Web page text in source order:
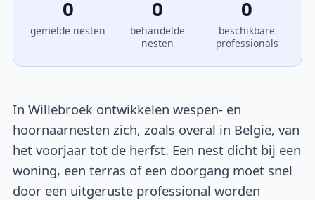
0
gemelde nesten
0
behandelde
nesten
0
beschikbare
professionals
In Willebroek ontwikkelen wespen- en
hoornaarnesten zich, zoals overal in België, van
het voorjaar tot de herfst. Een nest dicht bij een
woning, een terras of een doorgang moet snel
door een uitgeruste professional worden